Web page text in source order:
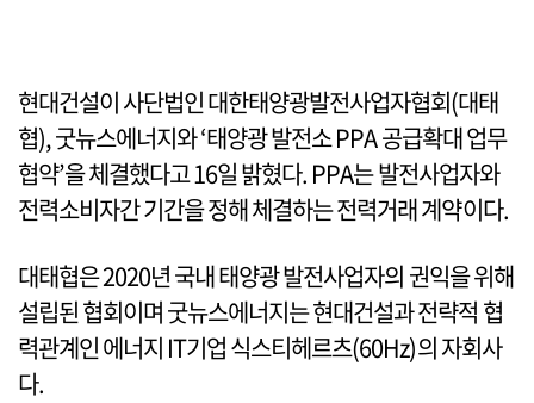
현대건설이 사단법인 대한태양광발전사업자협회(대태
협), 굿뉴스에너지와 ‘태양광 발전소 PPA 공급확대 업무
협약’을 체결했다고 16일 밝혔다. PPA는 발전사업자와
전력소비자간 기간을 정해 체결하는 전력거래 계약이다.
대태협은 2020년 국내 태양광 발전사업자의 권익을 위해
설립된 협회이며 굿뉴스에너지는 현대건설과 전략적 협
력관계인 에너지 IT기업 식스티헤르츠(60Hz)의 자회사
다.